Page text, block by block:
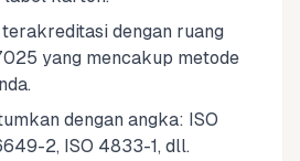
dengan ruang
yang mencakup metode
dengan angka: ISO
2, ISO 4833-1, dll.